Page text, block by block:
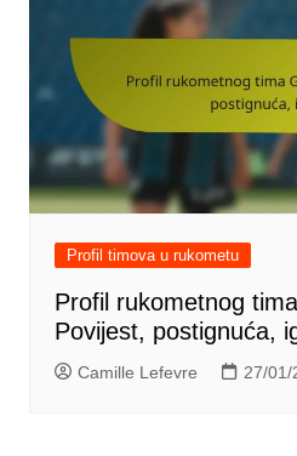
Profil timova u rukometu
Profil rukometnog
Povijest, postignuća,
Camille Lefevre 27/01/